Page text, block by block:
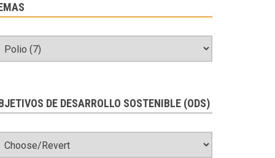
DE DESARROLLO SOSTENIBLE (ODS)